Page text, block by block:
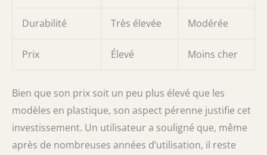
Durabilité Très élevée Modérée
Prix Élevé Moins cher
Bien que son prix soit un peu plus élevé que les
modèles en plastique, son aspect pérenne justifie cet
investissement. Un utilisateur a souligné que, même
après de nombreuses années d’utilisation, il reste